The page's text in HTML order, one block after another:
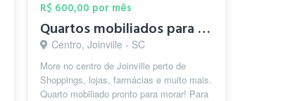
R$ 600,00 por mês
Quartos mobiliados para mulheres no Cent...
Centro, Joinville - SC
More no centro de Joinville perto de
Shoppings, lojas, farmácias e muito mais.
Quarto mobiliado pronto para morar! Para